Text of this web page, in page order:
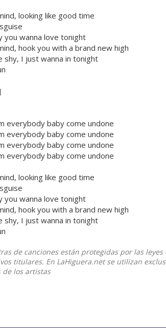
looking like good time
you wanna love tonight
hook you with a brand new high
shy, I just wanna in tonight
everybody baby come undone
everybody baby come undone
everybody baby come undone
everybody baby come undone
looking like good time
you wanna love tonight
hook you with a brand new high
shy, I just wanna in tonight
de canciones están protegidas por las
titulares. En LaHiguera.net se utilizan
de los artistas